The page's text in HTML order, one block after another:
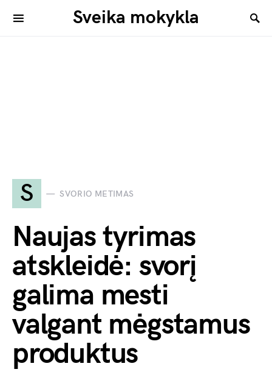
Sveika mokykla
S SVORIO METIMAS
Naujas tyrimas
atskleidė: svorį
galima mesti
valgant mėgstamus
produktus